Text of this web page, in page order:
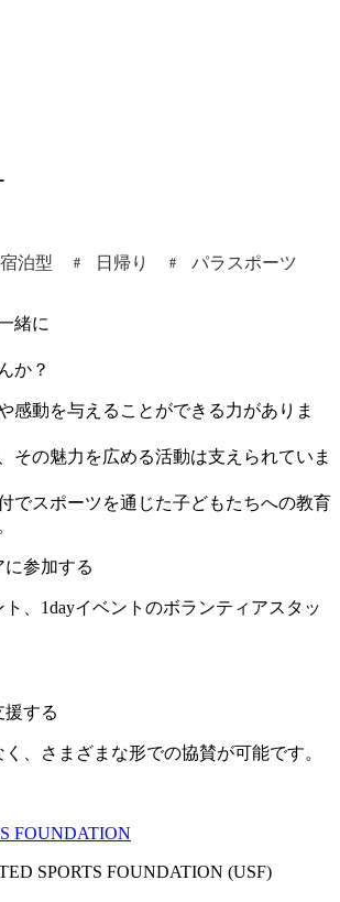
宿泊型 日帰り
パラスポーツ
緒に
か？
感動を与えることができる力がありま
その魅力を広める活動は支えられていま
でスポーツを通じた子どもたちへの教育
参加する
、1dayイベントのボランティアスタッ
援する
、さまざまな形での協賛が可能です。
SPORTS FOUNDATION (USF)